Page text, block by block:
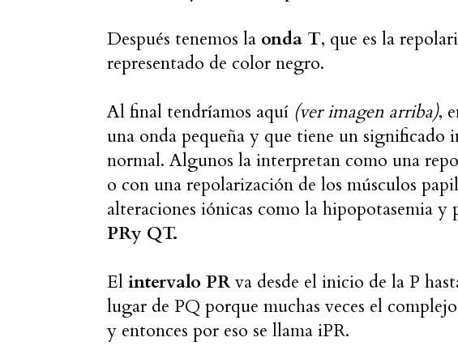
Después tenemos la onda T, que es la
representado de color negro.
Al final tendríamos aquí (ver imagen arriba),
una onda pequeña y que tiene un significado
normal. Algunos la interpretan como una
o con una repolarización de los músculos
alteraciones iónicas como la hipopotasemia
PRy QT.
El intervalo PRva desde el inicio de la P
lugar de PQ porque muchas veces el
y entonces por eso se llama iPR.